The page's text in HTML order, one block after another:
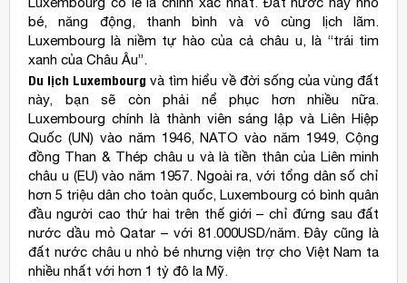
bé, năng động, thanh bình và vô cùng lịch lãm.
Luxembourg là niềm tự hào của cả châu u, là “trái tim
xanh của Châu Âu”.
Du lịch Luxembourg và tìm hiểu về đời sống của vùng đất
này, bạn sẽ còn phải nể phục hơn nhiều nữa.
Luxembourg chính là thành viên sáng lập và Liên Hiệp
Quốc (UN) vào năm 1946, NATO vào năm 1949, Cộng
đồng Than & Thép châu u và là tiền thân của Liên minh
châu u (EU) vào năm 1957. Ngoài ra, với tổng dân số chỉ
hơn 5 triệu dân cho toàn quốc, Luxembourg có bình quân
đầu người cao thứ hai trên thế giới – chỉ đứng sau đất
nước dầu mỏ Qatar – với 81.000USD/năm. Đây cũng là
đất nước châu u nhỏ bé nhưng viện trợ cho Việt Nam ta
nhiều nhất với hơn 1 tỷ đô la Mỹ.